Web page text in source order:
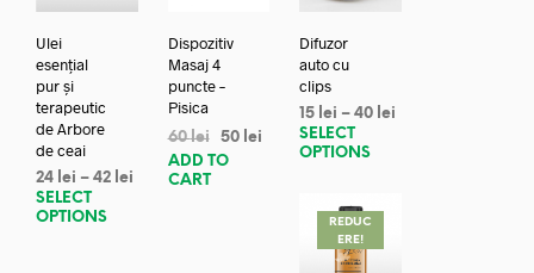
Ulei
esențial
pur și
terapeutic
de Arbore
de ceai
24 lei – 42 lei
SELECT
OPTIONS
Dispozitiv
Masaj 4
puncte –
Pisica
60lei 50 lei
ADD TO
CART
Difuzor
auto cu
clips
15 lei –40 lei
SELECT
OPTIONS
REDUC
ERE!